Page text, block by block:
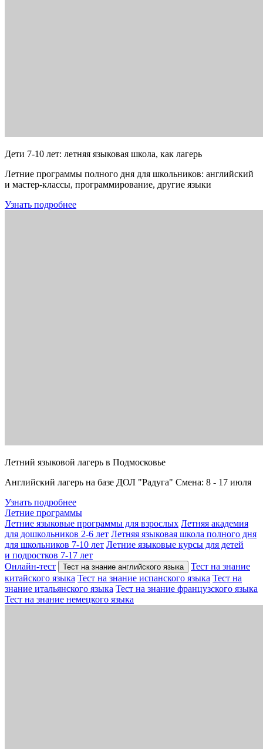
Дети 7-10 лет: летняя языковая школа, как лагерь
Летние программы полного дня для школьников: английский
и мастер-классы, программирование, другие языки
Узнать подробнее
Летний языковой лагерь в Подмосковье
Английский лагерь на базе ДОЛ "Радуга" Смена: 8 - 17 июля
Узнать подробнее
Летние программы
Летние языковые программы для взрослых Летняя академия
для дошкольников 2-6 лет Летняя языковая школа полного дня
для школьников 7-10 лет Летние языковые курсы для детей
и подростков 7-17 лет
Онлайн-тест
Тест на знание английского языка
Тест на знание
китайского языка Тест на знание испанского языка Тест на
знание итальянского языка Тест на знание французского языка
Тест на знание немецкого языка